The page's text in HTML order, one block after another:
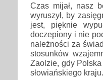
Czas mijał, nasz
wyruszył, by
jest, pięknie
doczepiony i nie
należności za
stosunków
Zaolzie, gdy
słowiańskiego kraju.